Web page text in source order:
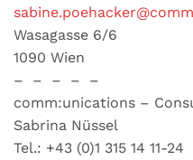
Wasagasse 6/6
1090 Wien
– – – – –
comm:unications –
Sabrina Nüssel
Tel.: +43 (0)1 315 14 11-24